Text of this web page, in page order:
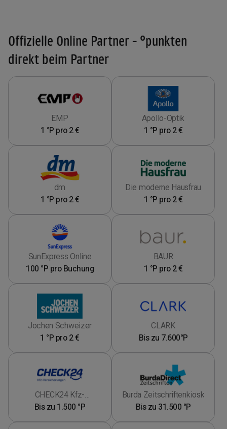
Offizielle Online Partner - °punkten
direkt beim Partner
EMP
1 °P pro 2 €
Apollo-Optik
1 °P pro 2 €
dm
1 °P pro 2 €
Die moderne Hausfrau
1 °P pro 2 €
SunExpress Online
100 °P pro Buchung
BAUR
1 °P pro 2 €
Jochen Schweizer
1 °P pro 2 €
CLARK
Bis zu 7.600°P
CHECK24 Kfz-
Versicherungen
Bis zu 1.500 °P
Burda Zeitschriftenkiosk
Bis zu 31.500 °P